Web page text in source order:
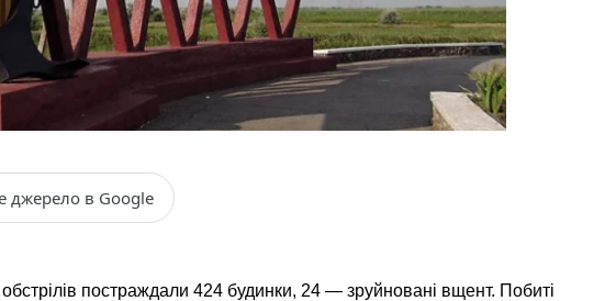
джерело в Google
постраждали 424 будинки, 24 — зруйновані вщент. Побиті